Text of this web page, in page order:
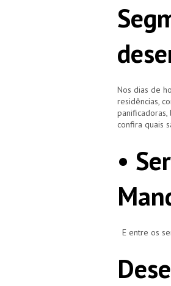
Nos dias de
residências,
panificadoras,
confira quais
•
E entre os